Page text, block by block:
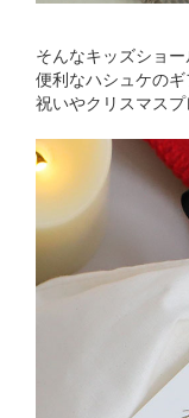
そんなキッズショ
便利なハシュケの
祝いやクリスマス